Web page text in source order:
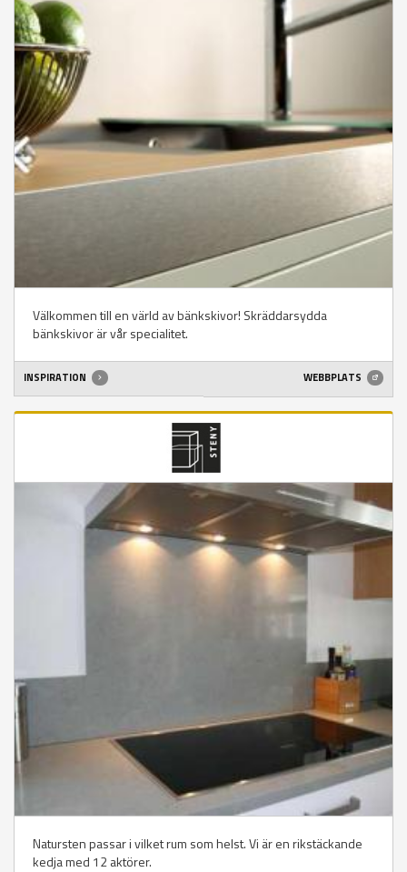
Välkommen till en värld av bänkskivor! Skräddarsydda
bänkskivor är vår specialitet.
INSPIRATION WEBBPLATS
Natursten passar i vilket rum som helst. Vi är en rikstäckande
kedja med 12 aktörer.